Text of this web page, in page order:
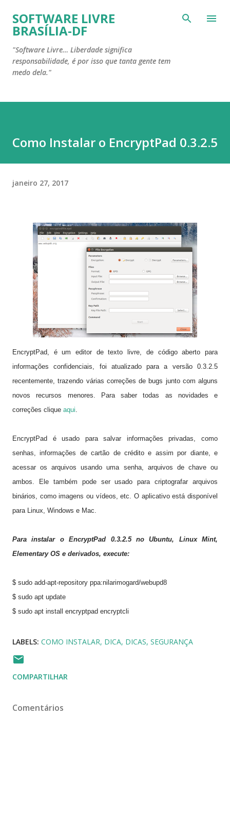
Pular para o conteúdo principal
SOFTWARE LIVRE
BRASÍLIA-DF
"Software Livre… Liberdade significa
responsabilidade, é por isso que tanta gente tem
medo dela."
Como Instalar o EncryptPad 0.3.2.5
janeiro 27, 2017
EncryptPad, é um editor de texto livre, de código aberto para
informações confidenciais, foi atualizado para a versão 0.3.2.5
recentemente, trazendo várias correções de bugs junto com alguns
novos recursos menores. Para saber todas as novidades e
correções clique aqui.
EncryptPad é usado para salvar informações privadas, como
senhas, informações de cartão de crédito e assim por diante, e
acessar os arquivos usando uma senha, arquivos de chave ou
ambos.
Ele também pode ser usado para criptografar arquivos
binários, como imagens ou vídeos, etc. O aplicativo está disponível
para Linux, Windows e Mac.
Para instalar o EncryptPad 0.3.2.5 no Ubuntu, Linux Mint,
Elementary OS e derivados, execute:
$ sudo add-apt-repository ppa:nilarimogard/webupd8
$ sudo apt update
$ sudo apt install encryptpad encryptcli
LABELS: COMO INSTALAR DICA DICAS SEGURANÇA
COMPARTILHAR
Comentários